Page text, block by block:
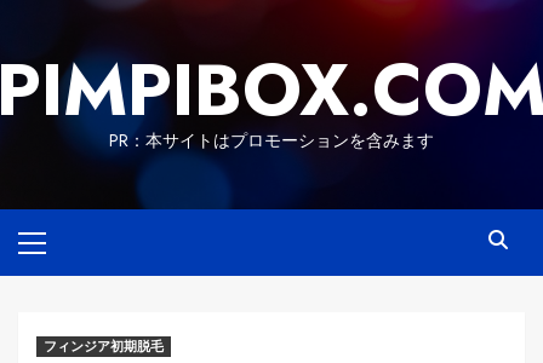
content
PR：本サイトはプロモーションを含みます
Menu
フィンジア初期脱毛